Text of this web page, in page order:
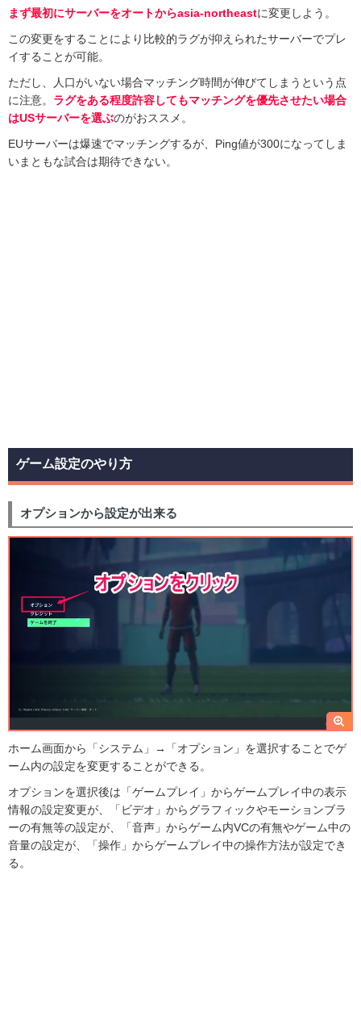
まず最初にサーバーをオートからasia-northeastに変更しよう。
この変更をすることにより比較的ラグが抑えられたサーバーでプレ
イすることが可能。
ただし、人口がいない場合マッチング時間が伸びてしまうという点
に注意。 ラグをある程度許容してもマッチングを優先させたい場合
はUSサーバーを選ぶのがおススメ。
EUサーバーは爆速でマッチングするが、Ping値が300になってしま
いまともな試合は期待できない。
ゲーム設定のやり方
オプションから設定が出来る
ホーム画面から「システム」→「オプション」を選択することでゲ
ーム内の設定を変更することができる。
オプションを選択後は「ゲームプレイ」からゲームプレイ中の表示
情報の設定変更が、「ビデオ」からグラフィックやモーションブラ
ーの有無等の設定が、「音声」からゲーム内VCの有無やゲーム中の
音量の設定が、「操作」からゲームプレイ中の操作方法が設定でき
る。